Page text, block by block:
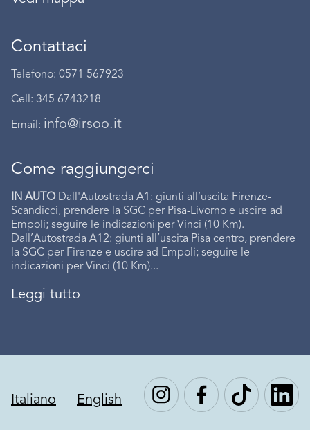
Contattaci
Telefono: 0571 567923
Cell: 345 6743218
Email: info@irsoo.it
Come raggiungerci
IN AUTODall'Autostrada A1: giunti all’uscita Firenze-
Scandicci, prendere la SGC per Pisa-Livorno e uscire ad
Empoli; seguire le indicazioni per Vinci (10 Km).
Dall’Autostrada A12: giunti all’uscita Pisa centro, prendere
la SGC per Firenze e uscire ad Empoli; seguire le
indicazioni per Vinci (10 Km)...
Leggi tutto
Italiano English